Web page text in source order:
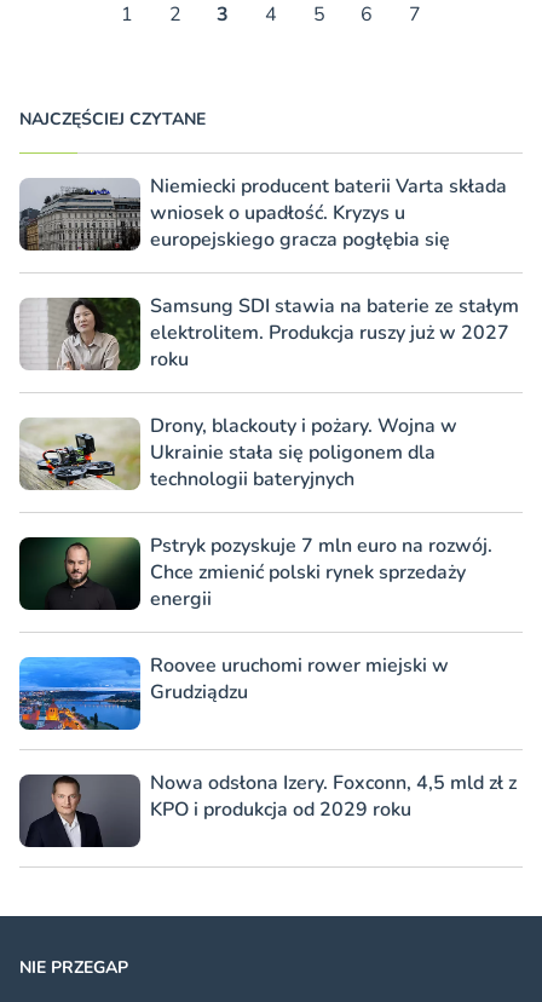
1 2 3 4 5 6 7
NAJCZĘŚCIEJ CZYTANE
Niemiecki producent baterii Varta składa
wniosek o upadłość. Kryzys u
europejskiego gracza pogłębia się
Samsung SDI stawia na baterie ze stałym
elektrolitem. Produkcja ruszy już w 2027
roku
Drony, blackouty i pożary. Wojna w
Ukrainie stała się poligonem dla
technologii bateryjnych
Pstryk pozyskuje 7 mln euro na rozwój.
Chce zmienić polski rynek sprzedaży
energii
Roovee uruchomi rower miejski w
Grudziądzu
Nowa odsłona Izery. Foxconn, 4,5 mld zł z
KPO i produkcja od 2029 roku
NIE PRZEGAP